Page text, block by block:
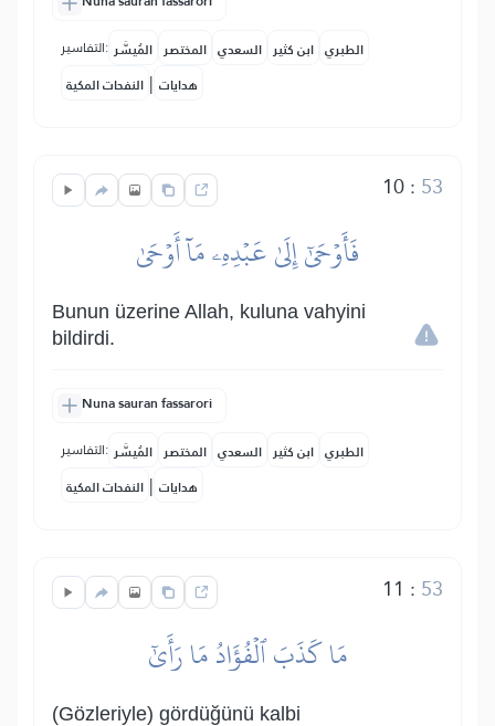
التفاسير: المُيسَّر المختصر السعدي ابن كثير الطبري
النفحات المكية | هدايات
10: 53
فَأَوۡحَىٰٓ إِلَىٰ عَبۡدِهِۦ مَآ أَوۡحَىٰ
Bunun üzerine Allah, kuluna vahyini
bildirdi.
Nuna sauran fassarori
التفاسير: المُيسَّر المختصر السعدي ابن كثير الطبري
النفحات المكية | هدايات
11 : 53
مَا كَذَبَ ٱلۡفُؤَادُ مَا رَأَىٰٓ
(Gözleriyle) gördüğünü kalbi